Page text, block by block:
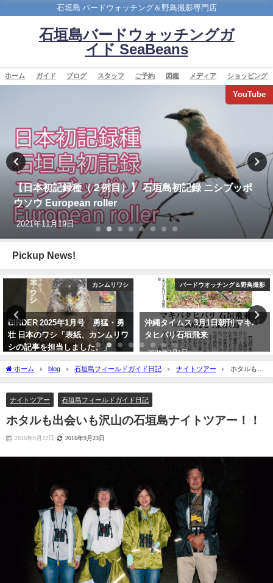
石垣島 バードウォッチング＆野鳥撮影専門店
石垣島バードウォッチングガ
イド SeaBeans
ホーム ガイド ブログ スタッフ ご予約 図鑑 メディア ショッピング
バードウオッチング＆野鳥撮影
沖縄タイムス朝刊「珍鳥 石垣にチベットウタツグミ／
国内で初確認」
2020年2月21日
Pickup News!
バードウオッチング＆野鳥撮影
沖縄タイムス 3月1日朝刊 マキバ
タヒバリ石垣飛来
2026年3月1日
バードウオッチング＆野鳥撮影
沖縄タイムス朝刊「珍鳥 石垣に
チベットウタツグミ／国内で初確
認」
ホーム blog 石垣島フィールドガイド日記 ナイトツアー
ホタルも出
会いも沢山の石垣島ナイトツアー！！
ナイトツアー 石垣島フィールドガイド日記
ホタルも出会いも沢山の石垣島ナイトツアー！！
2016年9月22日 2016年9月23日